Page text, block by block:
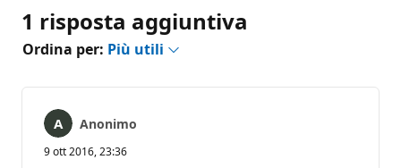
1 risposta aggiuntiva
Ordina per: Più utili
Anonimo
9 ott 2016, 23:36